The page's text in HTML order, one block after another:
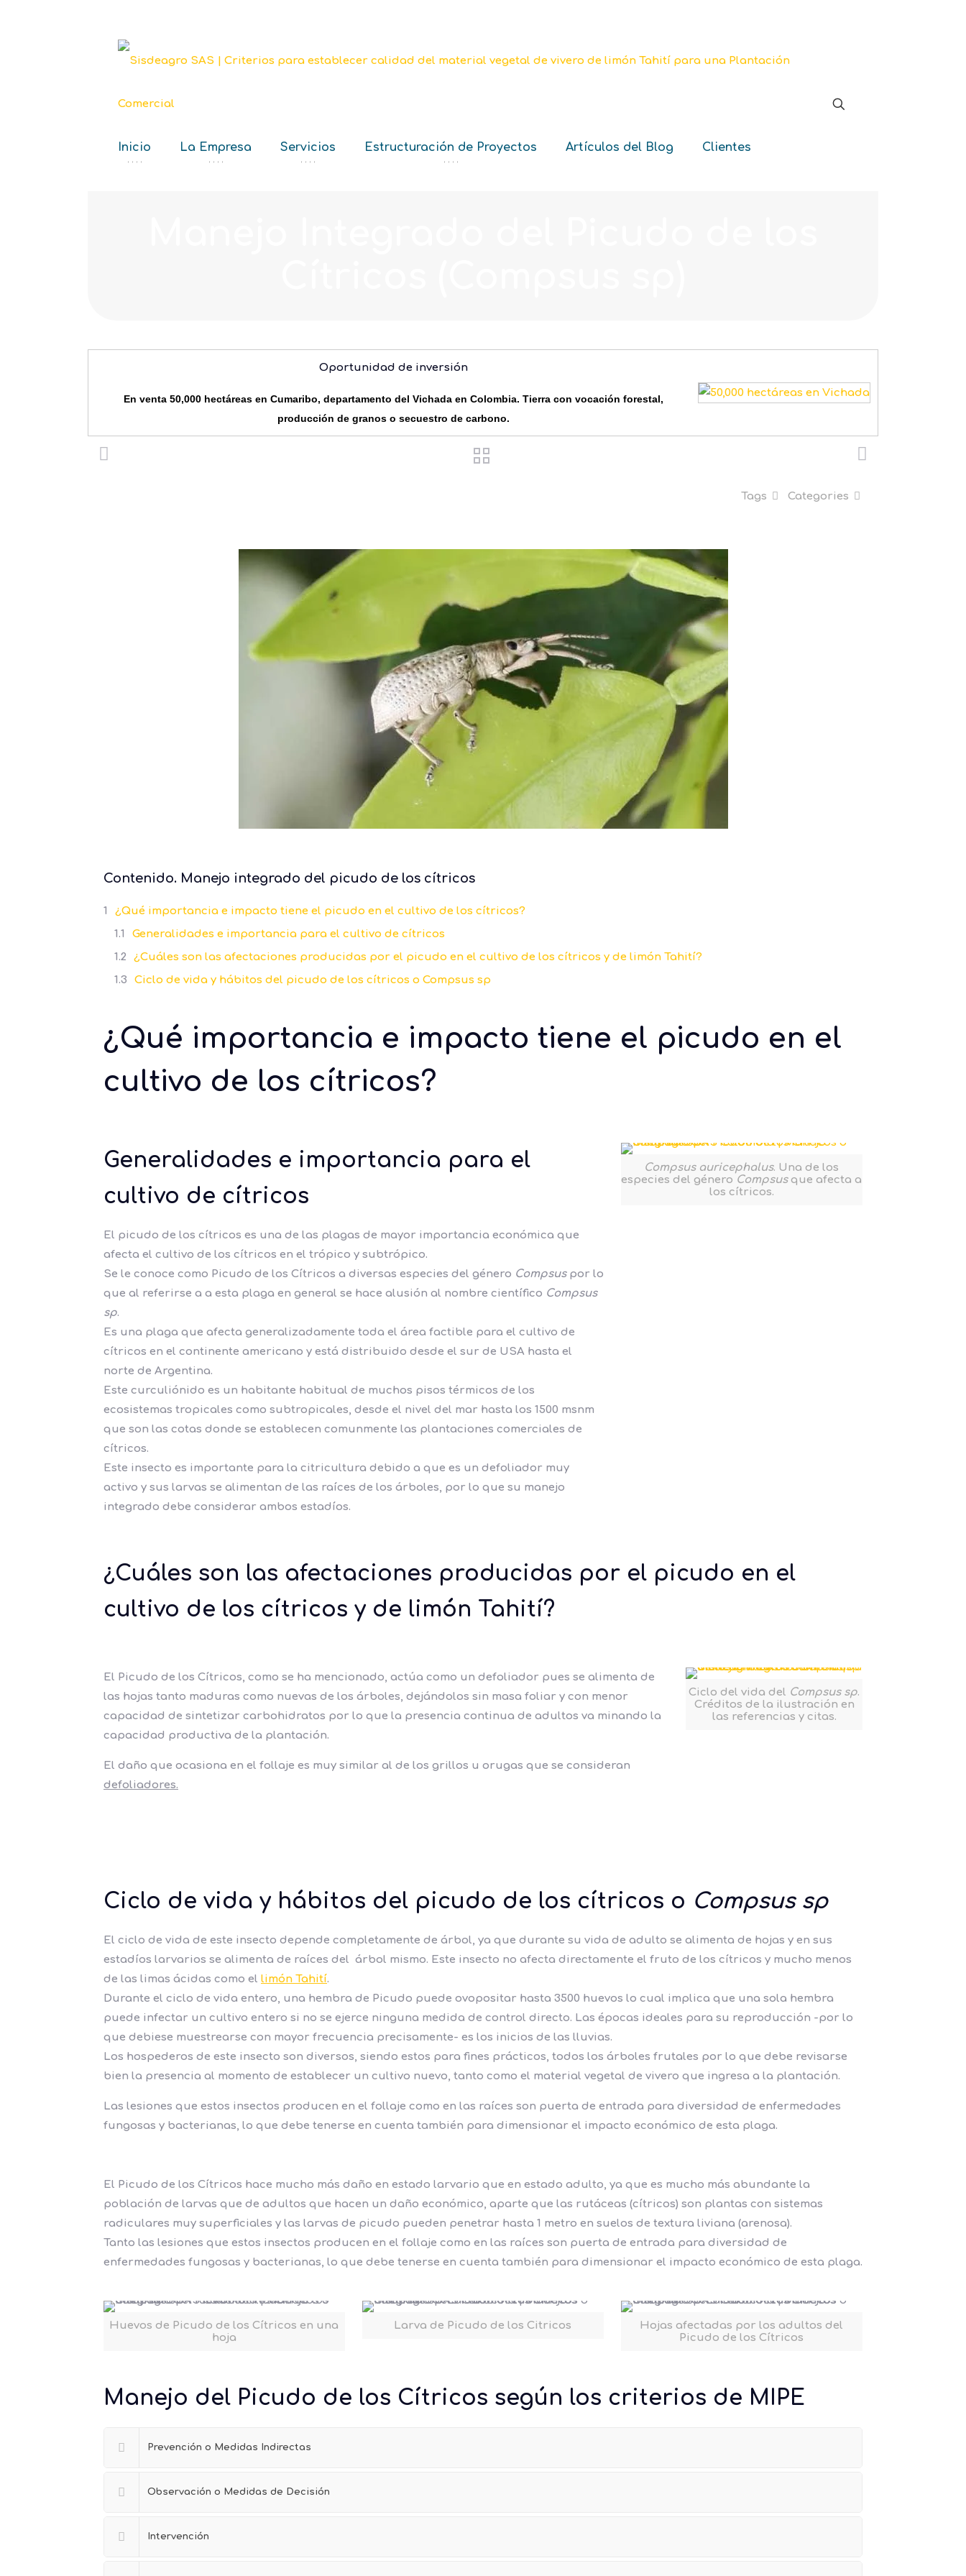
Inicio
‘ ‘ ‘ ‘
La Empresa
‘ ‘ ‘ ‘
Servicios
‘ ‘ ‘ ‘
Estructuración de Proyectos
‘ ‘ ‘ ‘
Artículos del Blog Clientes
Oportunidad de inversión
En venta 50,000 hectáreas en Cumaribo, departamento del Vichada en Colombia. Tierra con vocación forestal,
producción de granos o secuestro de carbono.
Categories
Tags
Contenido. Manejo integrado del picudo de los cítricos
¿Qué importancia e impacto tiene el picudo en el cultivo de los cítricos?
Generalidades e importancia para el cultivo de cítricos
¿Cuáles son las afectaciones producidas por el picudo en el cultivo de los cítricos y de limón Tahití?
Ciclo de vida y hábitos del picudo de los cítricos o Compsus sp
¿Qué importancia e impacto tiene el picudo en el
cultivo de los cítricos?
Generalidades e importancia para el
cultivo de cítricos
El picudo de los cítricos es una de las plagas de mayor importancia económica que
afecta el cultivo de los cítricos en el trópico y subtrópico.
Se le conoce como Picudo de los Cítricos a diversas especies del género Compsuspor lo
que al referirse a a esta plaga en general se hace alusión al nombre científico Compsus
sp.
Es una plaga que afecta generalizadamente toda el área factible para el cultivo de
cítricos en el continente americano y está distribuido desde el sur de USA hasta el
norte de Argentina.
Este curculiónido es un habitante habitual de muchos pisos térmicos de los
ecosistemas tropicales como subtropicales, desde el nivel del mar hasta los 1500 msnm
que son las cotas donde se establecen comunmente las plantaciones comerciales de
cítricos.
Este insecto es importante para la citricultura debido a que es un defoliador muy
activo y sus larvas se alimentan de las raíces de los árboles, por lo que su manejo
integrado debe considerar ambos estadíos.
Compsus auricephalus. Una de los
especies del género Compsusque afecta a
los cítricos.
¿Cuáles son las afectaciones producidas por el picudo en el
cultivo de los cítricos y de limón Tahití?
El Picudo de los Cítricos, como se ha mencionado, actúa como un defoliador pues se alimenta de
las hojas tanto maduras como nuevas de los árboles, dejándolos sin masa foliar y con menor
capacidad de sintetizar carbohidratos por lo que la presencia continua de adultos va minando la
capacidad productiva de la plantación.
El daño que ocasiona en el follaje es muy similar al de los grillos u orugas que se consideran
defoliadores.
Ciclo del vida del Compsus sp.
Créditos de la ilustración en
las referencias y citas.
Ciclo de vida y hábitos del picudo de los cítricos o Compsus sp
El ciclo de vida de este insecto depende completamente de árbol, ya que durante su vida de adulto se alimenta de hojas y en sus
estadíos larvarios se alimenta de raíces del árbol mismo. Este insecto no afecta directamente el fruto de los cítricos y mucho menos
de las limas ácidas como el limón Tahití.
Durante el ciclo de vida entero, una hembra de Picudo puede ovopositar hasta 3500 huevos lo cual implica que una sola hembra
puede infectar un cultivo entero si no se ejerce ninguna medida de control directo. Las épocas ideales para su reproducción -por lo
que debiese muestrearse con mayor frecuencia precisamente- es los inicios de las lluvias.
Los hospederos de este insecto son diversos, siendo estos para fines prácticos, todos los árboles frutales por lo que debe revisarse
bien la presencia al momento de establecer un cultivo nuevo, tanto como el material vegetal de vivero que ingresa a la plantación.
Las lesiones que estos insectos producen en el follaje como en las raíces son puerta de entrada para diversidad de enfermedades
fungosas y bacterianas, lo que debe tenerse en cuenta también para dimensionar el impacto económico de esta plaga.
El Picudo de los Cítricos hace mucho más daño en estado larvario que en estado adulto, ya que es mucho más abundante la
población de larvas que de adultos que hacen un daño económico, aparte que las rutáceas (cítricos) son plantas con sistemas
radiculares muy superficiales y las larvas de picudo pueden penetrar hasta 1 metro en suelos de textura liviana (arenosa).
Tanto las lesiones que estos insectos producen en el follaje como en las raíces son puerta de entrada para diversidad de
enfermedades fungosas y bacterianas, lo que debe tenerse en cuenta también para dimensionar el impacto económico de esta plaga.
Huevos de Picudo de los Cítricos en una
hoja
Larva de Picudo de los Citricos
Hojas afectadas por los adultos del
Picudo de los Cítricos
Manejo del Picudo de los Cítricos según los criterios de MIPE
Prevención o Medidas Indirectas
Observación o Medidas de Decisión
Intervención